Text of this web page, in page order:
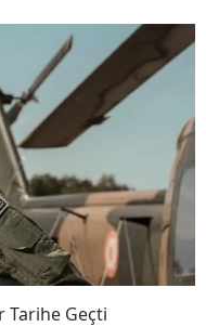
Tarihe Geçti